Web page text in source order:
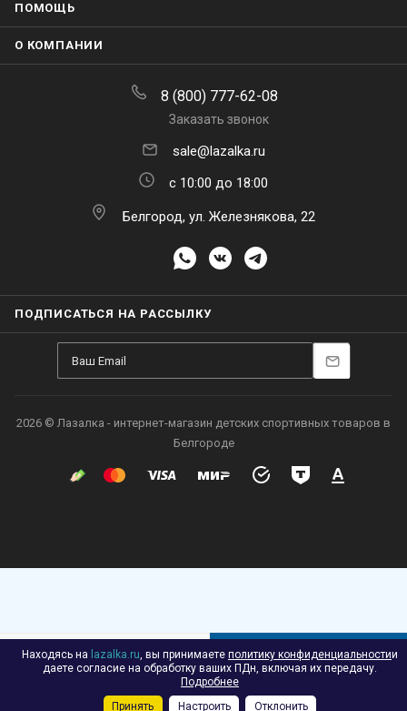
В КОРЗИНУ
ПОМОЩЬ
О КОМПАНИИ
8 (800) 777-62-08
Заказать звонок
sale@lazalka.ru
с 10:00 до 18:00
Белгород, ул. Железнякова, 22
ПОДПИСАТЬСЯ НА РАССЫЛКУ
2026 © Лазалка - интернет-магазин детских спортивных товаров в
Белгороде
Находясь на lazalka.ru, вы принимаете политику конфиденциальностии
даете согласие на обработку ваших ПДн, включая их передачу.
Подробнее
Принять
Настроить Отклонить